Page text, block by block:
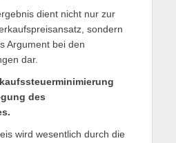
dient nicht nur zur
sondern
Argument bei den
dar.
des
wird wesentlich durch die